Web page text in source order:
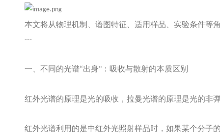
本文将从物理机制、谱图特征、适用样品、实验条件等
---
一、不同的光谱“出身" ：吸收与散射的本质区别
红外光谱的原理是光的吸收，拉曼光谱的原理是光的非
红外光谱利用的是中红外光照射样品时，如果某个分子